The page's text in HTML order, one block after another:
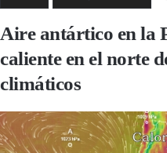
Aire antártico en la
caliente en el norte
climáticos